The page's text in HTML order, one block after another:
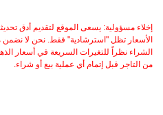
إخلاء مسؤولية: يسعى الموقع لتقديم أدق
الأسعار تظل "استرشادية" فقط. نحن لا نضمن
الشراء نظراً للتغيرات السريعة في أسعار
من التاجر قبل إتمام أي عملية بيع أو شراء.